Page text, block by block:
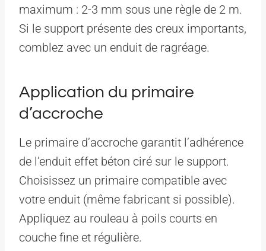
maximum : 2-3 mm sous une règle de 2 m.
Si le support présente des creux importants,
comblez avec un enduit de ragréage.
Application du primaire
d’accroche
Le primaire d’accroche garantit l’adhérence
de l’enduit effet béton ciré sur le support.
Choisissez un primaire compatible avec
votre enduit (même fabricant si possible).
Appliquez au rouleau à poils courts en
couche fine et régulière.